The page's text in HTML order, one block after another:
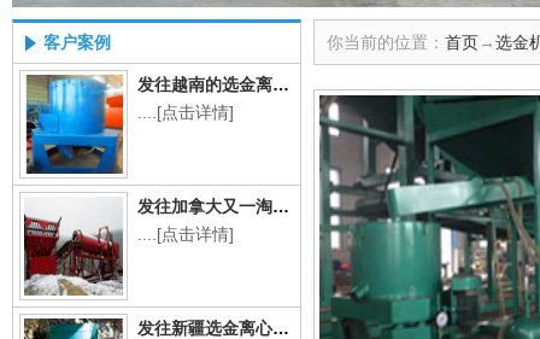
客户案例
发往越南的选金离心机
[点击详情]
发往加拿大又一淘金设备
[点击详情]
发往新疆选金离心机工作现场
你当前的位置： 首页→选金